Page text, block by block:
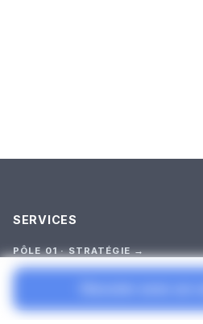
SERVICES
PÔLE 01 · STRATÉGIE →
Audit Stratégique
Construction